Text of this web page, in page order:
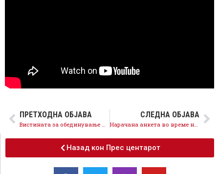
ПРЕТХОДНА ОБЈАВА
Вистината за обединување и вистината на Мицкоски и неговите сателити кои создаваат нови поделби!
СЛЕДНА ОБЈАВА
Нарачана анкета во време на паника – Мицкоски и ВМРО немаат одговори за економската катастрофа!
Назад кон Прес центарот